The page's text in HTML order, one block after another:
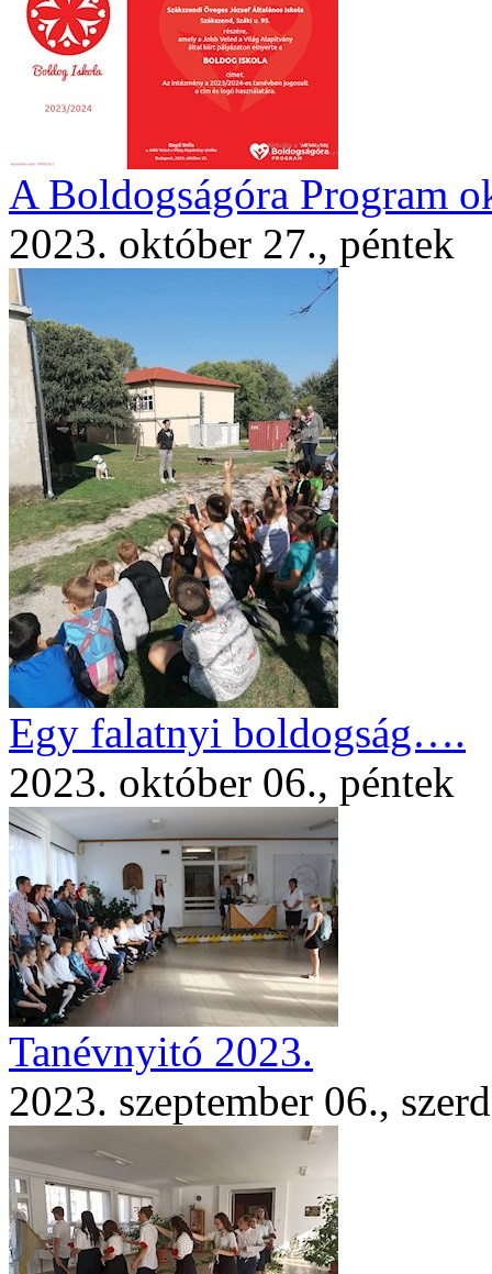
A Boldogságóra Program
2023. október 27., péntek
Egy falatnyi boldogság….
2023. október 06., péntek
Tanévnyitó 2023.
2023. szeptember 06.,